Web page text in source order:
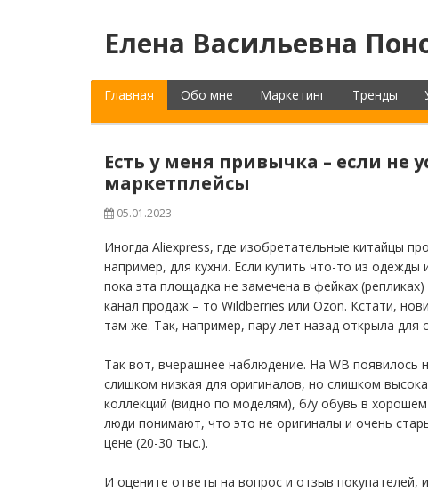
Елена Васильевна
Главная Обо мне Маркетинг Тренды
Есть у меня привычка – если не
маркетплейсы
05.01.2023
Иногда Aliexpress, где изобретательные китайцы
например, для кухни. Если купить что-то из
пока эта площадка не замечена в фейках
канал продаж – то Wildberries или Ozon. Кстати,
там же. Так, например, пару лет назад открыла для
Так вот, вчерашнее наблюдение. На WB
слишком низкая для оригиналов, но слишком
коллекций (видно по моделям), б/у обувь в
люди понимают, что это не оригиналы и очень
цене (20-30 тыс.).
И оцените ответы на вопрос и отзыв